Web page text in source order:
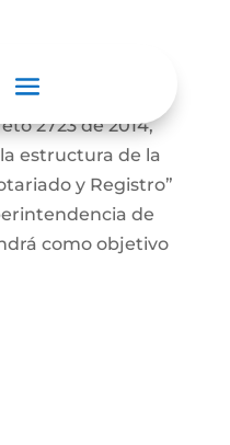
lo vigilan
y Registro
2723 de 2014,
estructura de la
y Registro”
de
como objetivo